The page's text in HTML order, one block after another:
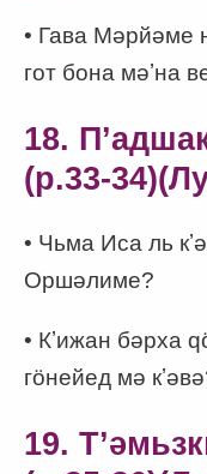
• Гава Мәрйәме
гот бона мәʼна
18.
(p.33-
• Чьма Иса ль
Оршәлиме?
• Кʼижан бәрха
гӧнейед мә
19.